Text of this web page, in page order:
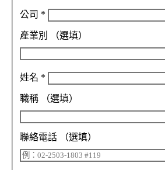
公司 *
產業別 （選填）
姓名 *
職稱 （選填）
聯絡電話 （選填）